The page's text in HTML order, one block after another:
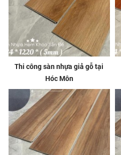
Thi công sàn nhựa giả gỗ tại
Hóc Môn